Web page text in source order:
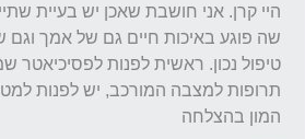
המון בהצלחה